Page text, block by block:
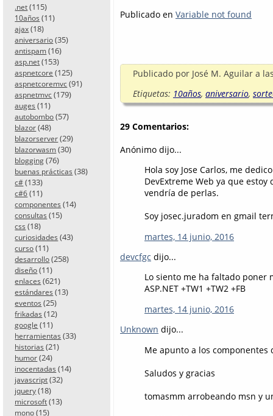
.net (115)
10años (11)
ajax (18)
aniversario (35)
antispam (16)
asp.net (153)
aspnetcore (125)
aspnetcoremvc (91)
aspnetmvc (179)
auges (11)
autobombo (57)
blazor (48)
blazorserver (29)
blazorwasm (30)
blogging (76)
buenas prácticas (38)
c# (133)
c#6 (11)
componentes (14)
consultas (15)
css (18)
curiosidades (43)
curso (11)
desarrollo (258)
diseño (11)
enlaces (621)
estándares (13)
eventos (25)
frikadas (12)
google (11)
herramientas (33)
historias (21)
humor (24)
inocentadas (14)
javascript (32)
jquery (18)
microsoft (13)
mono (15)
Publicado en Variable not found
Publicado por José M. Aguilar a
Etiquetas: 10años, aniversario,
29 Comentarios:
Anónimo dijo...
Hola soy Jose Carlos, me
DevExtreme Web ya que
vendría de perlas.
Soy josec.juradom en gmail
martes, 14 junio, 2016
devcfgc dijo...
Lo siento me ha faltado poner
ASP.NET +TW1 +TW2 +FB
martes, 14 junio, 2016
Unknown dijo...
Me apunto a los componentes
Saludos y gracias
tomasmm arrobeando msn y